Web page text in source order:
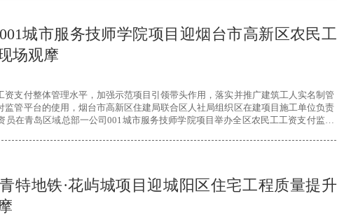
城市服务技师学院项目迎烟台市高新区农民工
场观摩
资支付整体管理水平，加强示范项目引领带头作用，落实并推广建筑工人实名制管
监管平台的使用，烟台市高新区住建局联合区人社局组织区在建项目施工单位负责
员在青岛区域总部一公司001城市服务技师学院项目举办全区农民工工资支付监管
特地铁·花屿城项目迎城阳区住宅工程质量提升